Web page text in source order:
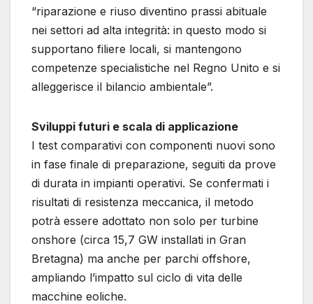
“riparazione e riuso diventino prassi abituale
nei settori ad alta integrità: in questo modo si
supportano filiere locali, si mantengono
competenze specialistiche nel Regno Unito e si
alleggerisce il bilancio ambientale”.
Sviluppi futuri e scala di applicazione
I test comparativi con componenti nuovi sono
in fase finale di preparazione, seguiti da prove
di durata in impianti operativi. Se confermati i
risultati di resistenza meccanica, il metodo
potrà essere adottato non solo per turbine
onshore (circa 15,7 GW installati in Gran
Bretagna) ma anche per parchi offshore,
ampliando l’impatto sul ciclo di vita delle
macchine eoliche.